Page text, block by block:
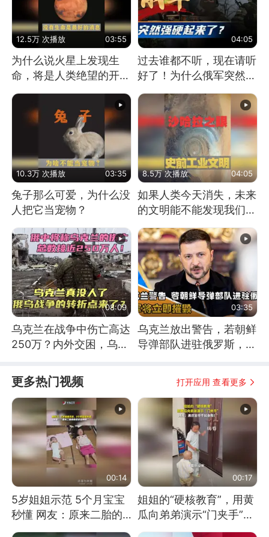
12.5万 次播放 03:55
为什么说火星上发现生
命，将是人类绝望的开
始？
04:05
过去谁都不听，现在请听
好了！为什么俄军突然强
硬起来了？
10.3万 次播放 03:35
兔子那么可爱，为什么没
人把它当宠物？
8.5万 次播放 04:05
如果人类今天消失，未来
的文明能不能发现我们存
08:09
乌克兰在战争中伤亡高达
250万？内外交困，乌克
03:35
乌克兰放出警告，若朝鲜
导弹部队进驻俄罗斯，乌
更多热门视频 打开应用 查看更多
00:14
5岁姐姐示范 5个月宝宝
秒懂 网友：原来二胎的
快乐长这样
00:17
姐姐的“硬核教育”，用黄
瓜向弟弟演示“门夹手”，
网友：果然言传不如身